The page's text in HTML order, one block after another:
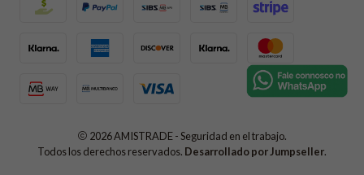
2026 AMISTRADE - Seguridad en el trabajo.
Todos los derechos reservados. Desarrollado por Jumpseller.